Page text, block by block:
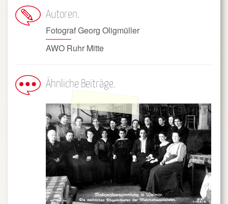
Autoren
Fotograf Georg Oligmüller
AWO Ruhr Mitte
Ähnliche Beiträge